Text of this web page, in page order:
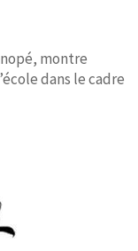
montre
dans le cadre